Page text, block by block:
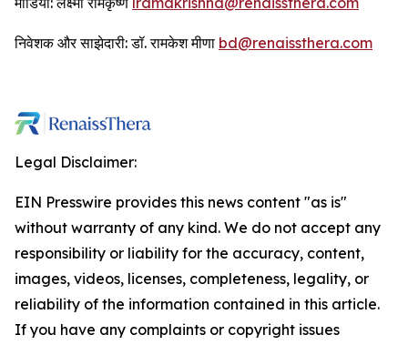
निवेशक और साझेदारी: डॉ. रामकेश मीणा bd@renaissthera.com
Legal Disclaimer:
EIN Presswire provides this news content "as is"
without warranty of any kind. We do not accept any
responsibility or liability for the accuracy, content,
images, videos, licenses, completeness, legality, or
reliability of the information contained in this article.
If you have any complaints or copyright issues